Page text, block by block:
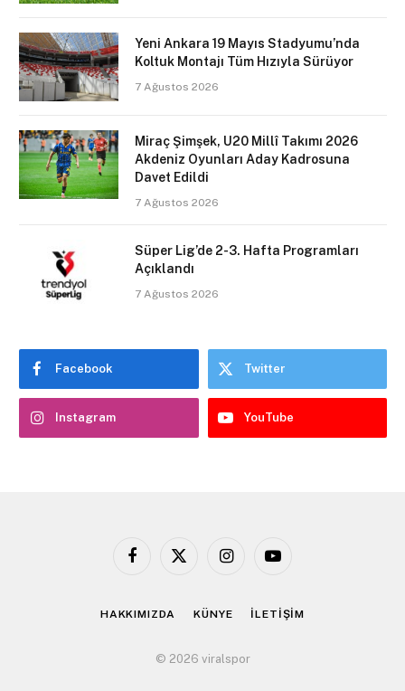
Yeni Ankara 19 Mayıs Stadyumu’nda
Koltuk Montajı Tüm Hızıyla Sürüyor
7 Ağustos 2026
Miraç Şimşek, U20 Millî Takımı 2026
Akdeniz Oyunları Aday Kadrosuna
Davet Edildi
7 Ağustos 2026
Süper Lig’de 2-3. Hafta Programları
Açıklandı
7 Ağustos 2026
Facebook Twitter
Instagram YouTube
Facebook
X
InstagramYouTube
HAKKIMIZDA KÜNYE İLETİŞİM
© 2026 viralspor